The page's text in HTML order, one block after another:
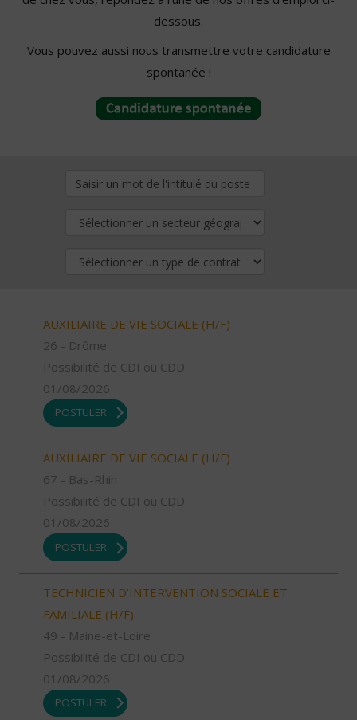
dessous.
Vous pouvez aussi nous transmettre votre candidature
spontanée !
AUXILIAIRE DE VIE SOCIALE (H/F)
26 - Drôme
Possibilité de CDI ou CDD
01/08/2026
POSTULER
AUXILIAIRE DE VIE SOCIALE (H/F)
67 - Bas-Rhin
Possibilité de CDI ou CDD
01/08/2026
POSTULER
TECHNICIEN D’INTERVENTION SOCIALE ET
FAMILIALE (H/F)
49 - Maine-et-Loire
Possibilité de CDI ou CDD
01/08/2026
POSTULER